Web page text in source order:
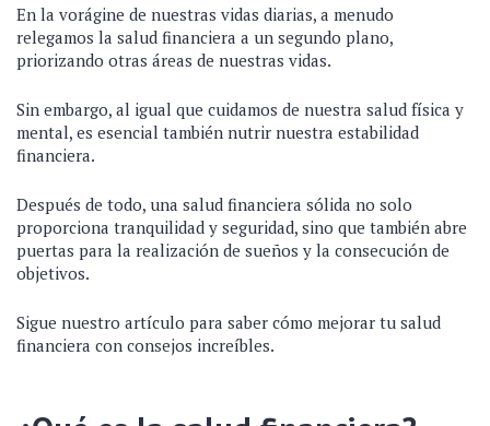
En la vorágine de nuestras vidas diarias, a menudo
relegamos la salud financiera a un segundo plano,
priorizando otras áreas de nuestras vidas.
Sin embargo, al igual que cuidamos de nuestra salud física y
mental, es esencial también nutrir nuestra estabilidad
financiera.
Después de todo, una salud financiera sólida no solo
proporciona tranquilidad y seguridad, sino que también abre
puertas para la realización de sueños y la consecución de
objetivos.
Sigue nuestro artículo para saber cómo mejorar tu salud
financiera con consejos increíbles.